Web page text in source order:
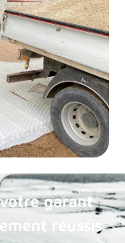
votre garant
réussis